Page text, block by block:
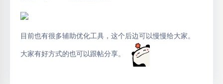
目前也有很多辅助优化工具，这个后边可以慢慢给大家。
大家有好方式的也可以跟帖分享。